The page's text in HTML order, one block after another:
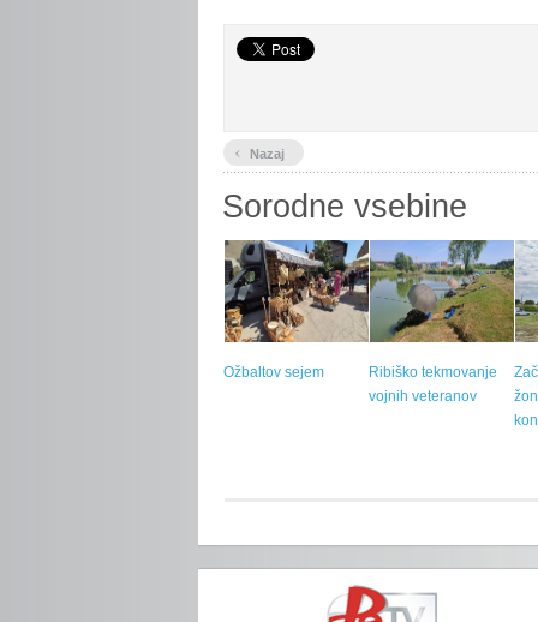
‹ Nazaj
Sorodne vsebine
Ožbaltov sejem
Ribiško tekmovanje
vojnih veteranov